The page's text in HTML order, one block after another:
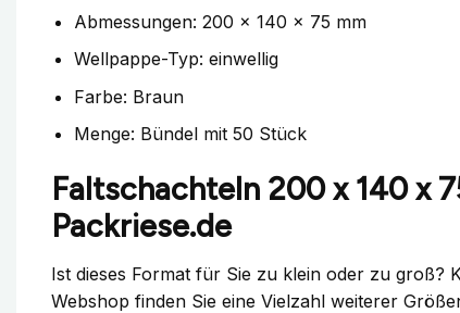
Abmessungen: 200 x 140 x 75 mm
Wellpappe-Typ: einwellig
Farbe: Braun
Menge: Bündel mit 50 Stück
Faltschachteln 200 x 140 x
Packriese.de
Ist dieses Format für Sie zu klein oder zu groß?
Webshop finden Sie eine Vielzahl weiterer